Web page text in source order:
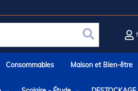
Rechercher
Consommables Maison et Bien-être